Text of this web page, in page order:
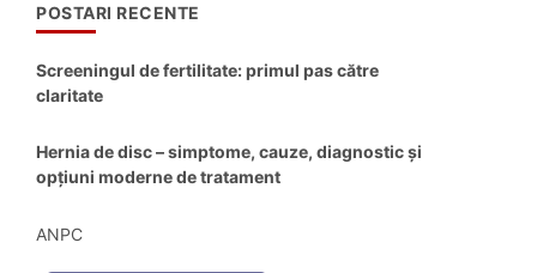
POSTARI RECENTE
Screeningul de fertilitate: primul pas către
claritate
Hernia de disc – simptome, cauze, diagnostic și
opțiuni moderne de tratament
ANPC